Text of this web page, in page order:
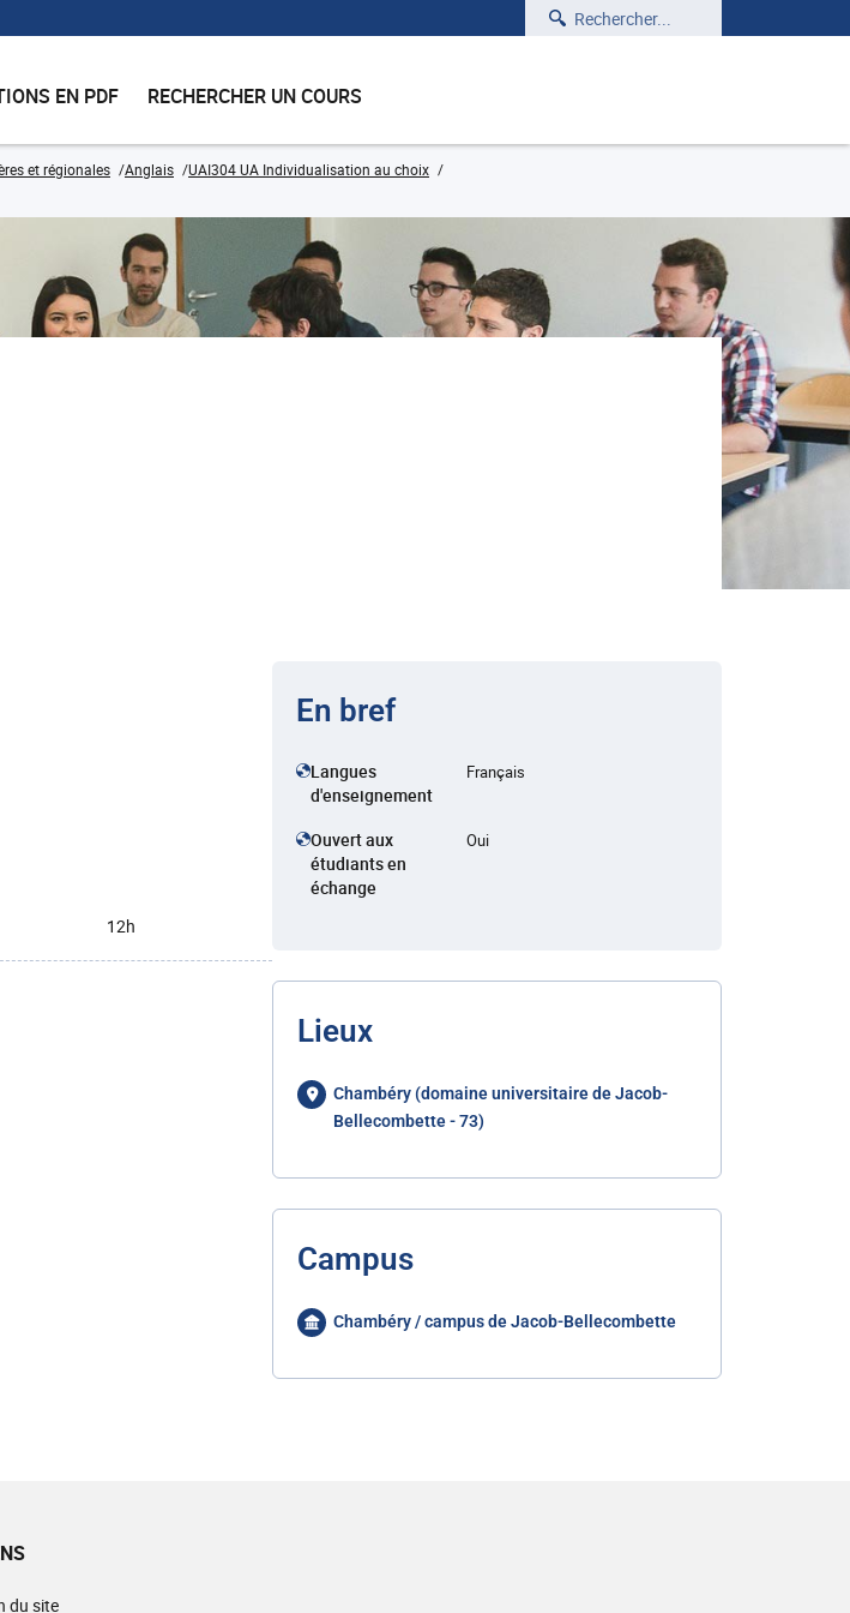
Rechercher
EN PDF RECHERCHER UN COURS
et régionales Anglais
UAI304 UA Individualisation au choix
12h
En bref
Langues
d'enseignement
Français
Ouvert aux
étudiants en
échange
Oui
Lieux
Chambéry (domaine universitaire de Jacob-
Bellecombette - 73)
Campus
Chambéry / campus de Jacob-Bellecombette
du site